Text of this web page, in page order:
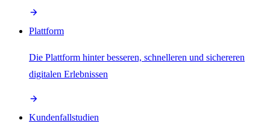
Plattform
Die Plattform hinter besseren, schnelleren und sichereren
digitalen Erlebnissen
Kundenfallstudien